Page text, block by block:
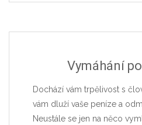
Vymáhání
Dochází vám trpělivost s
vám dluží vaše peníze a
Neustále se jen na něco